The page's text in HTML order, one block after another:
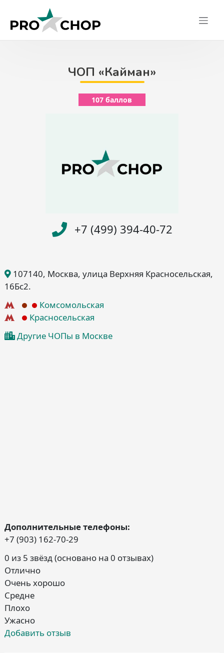
content
ЧОП «Кайман»
107 баллов
+7 (499) 394-40-72
107140, Москва, улица Верхняя Красносельская,
16Бс2.
Комсомольская
Красносельская
Другие ЧОПы в Москве
Дополнительные телефоны:
+7 (903) 162-70-29
0 из 5 звёзд (основано на 0 отзывах)
Отлично
Очень хорошо
Средне
Плохо
Ужасно
Добавить отзыв